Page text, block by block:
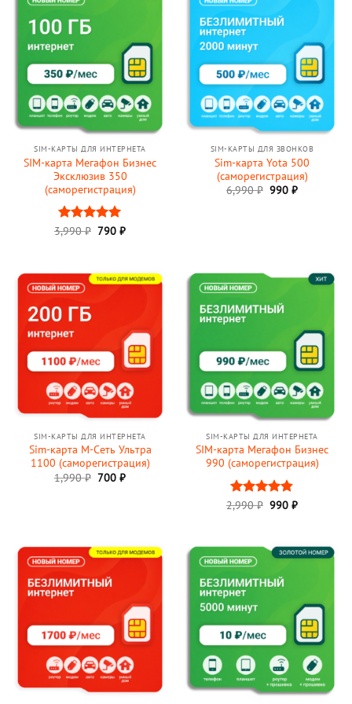
SIM-КАРТЫ ДЛЯ ИНТЕРНЕТА
SIM-карта Мегафон Бизнес
Эксклюзив 350
(саморегистрация)
Оценка5
3,990₽ Первоначальная
790₽Текущая
SIM-КАРТЫ ДЛЯ ЗВОНКОВ
Sim-карта Yota 500
(саморегистрация)
6,990₽ Первоначальная
990₽Текущая
SIM-КАРТЫ ДЛЯ ИНТЕРНЕТА
Sim-карта М-Сеть Ультра
1100 (саморегистрация)
1,990₽ Первоначальная
700₽Текущая
SIM-КАРТЫ ДЛЯ ИНТЕРНЕТА
SIM-карта Мегафон Бизнес
990 (саморегистрация)
Оценка
2,990₽ Первоначальная
990₽Текущая